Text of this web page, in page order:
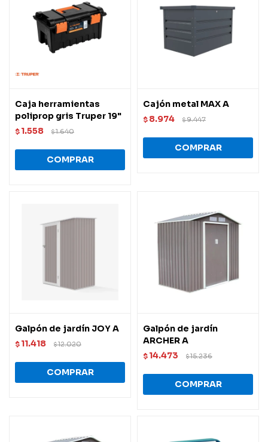
Caja herramientas
poliprop gris Truper 19"
$ 1.558 $1.640
Cajón metal MAX A
$ 8.974 $9.447
Galpón de jardín JOY A
$ 11.418 $12.020
Galpón de jardín
ARCHER A
$ 14.473 $15.236